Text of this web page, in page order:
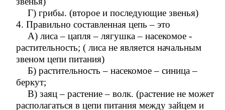
Г) грибы. (второе и последующие звенья)
4. Правильно составленная цепь – это
А) лиса – цапля – лягушка – насекомое -
растительность; ( лиса не является начальным
звеном цепи питания)
Б) растительность – насекомое – синица –
беркут;
В) заяц – растение – волк. (растение не может
располагаться в цепи питания между зайцем и